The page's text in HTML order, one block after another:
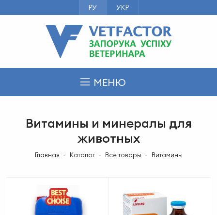
РУ УКР
МЕНЮ
Витамины и минералы для
животных
Главная Каталог Все товары Витамины